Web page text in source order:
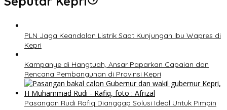
PLN Jaga Keandalan Listrik Saat Kunjungan Ibu Wapres di
Kepri
Kampanye di Hangtuah, Ansar Paparkan Capaian dan
Rencana Pembangunan di Provinsi Kepri
Pasangan Rudi Rafiq Dianggap Solusi Ideal Untuk Pimpin